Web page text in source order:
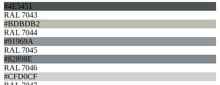
#4E5451
RAL 7043
#BDBDB2
RAL 7044
#91969A
RAL 7045
#82898E
RAL 7046
#CFD0CF